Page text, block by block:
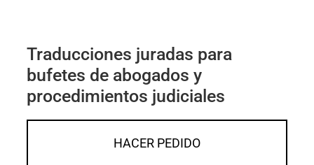
Traducciones juradas para
bufetes de abogados y
procedimientos judiciales
HACER PEDIDO